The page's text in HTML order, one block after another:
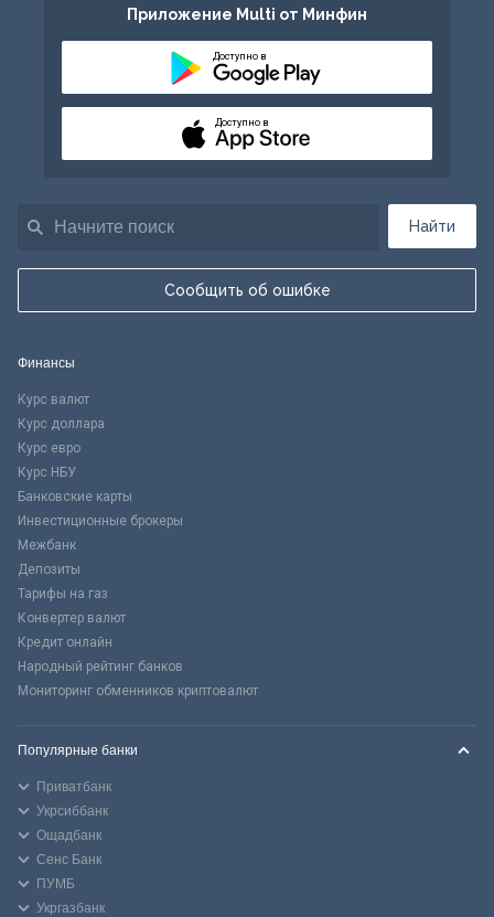
Найти
Сообщить об ошибке
Приложение Multi от Минфин
Доступно в
Доступно в
Финансы
Курс валют
Курс доллара
Курс евро
Курс НБУ
Банковские карты
Инвестиционные брокеры
Межбанк
Депозиты
Тарифы на газ
Конвертер валют
Кредит онлайн
Народный рейтинг банков
Мониторинг обменников криптовалют
Популярные банки
Приватбанк
Укрсиббанк
Ощадбанк
Сенс Банк
ПУМБ
Укргазбанк